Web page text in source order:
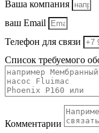
Ваша компания
ваш Email
Телефон для связи
Список требуемого
Комментарии